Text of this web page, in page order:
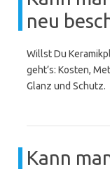
neu
Willst Du
geht’s: Kosten,
Glanz und Schutz.
Kann